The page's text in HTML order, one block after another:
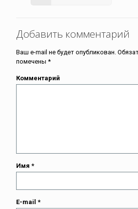
Добавить комментарий
Ваш e-mail не будет опубликован.
помечены *
Комментарий
Имя *
E-mail *